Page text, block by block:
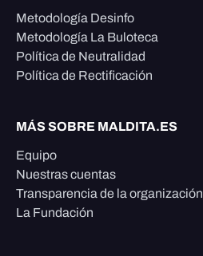
Metodología Desinfo
Metodología La Buloteca
Política de Neutralidad
Política de Rectificación
MÁS SOBRE MALDITA.ES
Equipo
Nuestras cuentas
Transparencia de la organización
La Fundación